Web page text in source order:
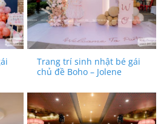
Trang trí sinh nhật bé gái
chủ đề Boho – Jolene